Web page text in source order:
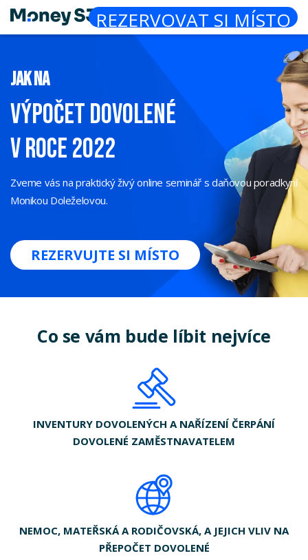
REZERVOVAT SI MÍSTO
JAK NA
VÝPOČET DOVOLENÉ
V ROCE 2022
Zveme vás na praktický živý online seminář s daňovou poradkyní
Monikou Doleželovou.
REZERVUJTE SI MÍSTO
Co se vám bude líbit nejvíce
INVENTURY DOVOLENÝCH A NAŘÍZENÍ ČERPÁNÍ
DOVOLENÉ ZAMĚSTNAVATELEM
NEMOC, MATEŘSKÁ A RODIČOVSKÁ, A JEJICH VLIV NA
PŘEPOČET DOVOLENÉ